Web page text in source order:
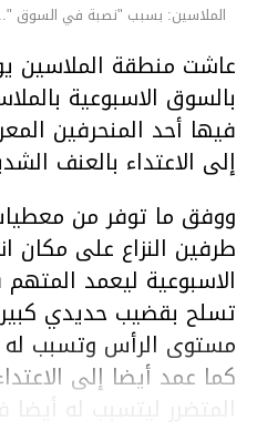
الملاسين: بسبب "نصبة في السوق
عاشت منطقة الملاسين
بالسوق الاسبوعية
فيها أحد المنحرفين
إلى الاعتداء بالعنف
ووفق ما توفر من
طرفين النزاع على مكان
الاسبوعية ليعمد
تسلح بقضيب حديدي
مستوى الرأس وتسبب
كما عمد أيضا إلى
المتضرر ليتسبب له